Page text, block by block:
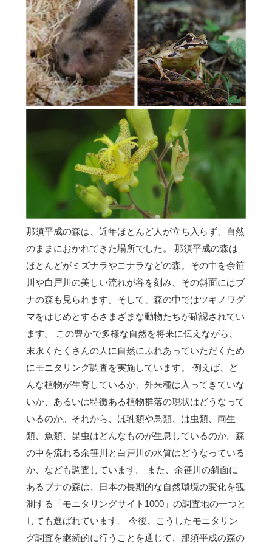
那須平成の森は、近年ほとんど人が立ち入らず、自然
のままにおかれてきた場所でした。 那須平成の森は
ほとんどがミズナラやコナラなどの森。その中を余笹
川や白戸川の美しい流れが谷を刻み、その斜面にはブ
ナの森も見られます。そして、森の中ではツキノワグ
マをはじめとするさまざまな動物たちが確認されてい
ます。 この豊かで多様な自然を将来に伝えながら、
末永くたくさんの人に自然にふれあっていただくため
にモニタリング調査を実施しています。 例えば、ど
んな植物が生育しているか、外来種は入ってきていな
いか、あるいは特徴ある植物群落の現状はどうなって
いるのか。それから、ほ乳類や鳥類、は虫類、両生
類、魚類、昆虫はどんなものが生息しているのか。森
の中を流れる余笹川と白戸川の水質はどうなっている
か、なども調査しています。 また、余笹川の斜面に
あるブナの森は、日本の長期的な自然環境の変化を観
測する「モニタリングサイト1000」の調査地の一つと
しても選ばれています。 今後、こうしたモニタリン
グ調査を継続的に行うことを通じて、那須平成の森の